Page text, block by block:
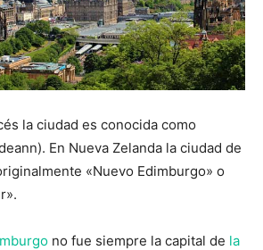
la ciudad es conocida como
En Nueva Zelanda la ciudad de
«Nuevo Edimburgo» o
no fue siempre la capital de la